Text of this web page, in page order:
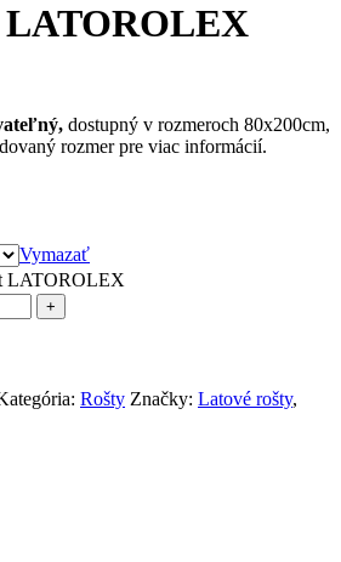
dostupný v rozmeroch 80x200cm,
rozmer pre viac informácií.
Vymazať
LATOROLEX
Rošty Značky: Latové rošty,